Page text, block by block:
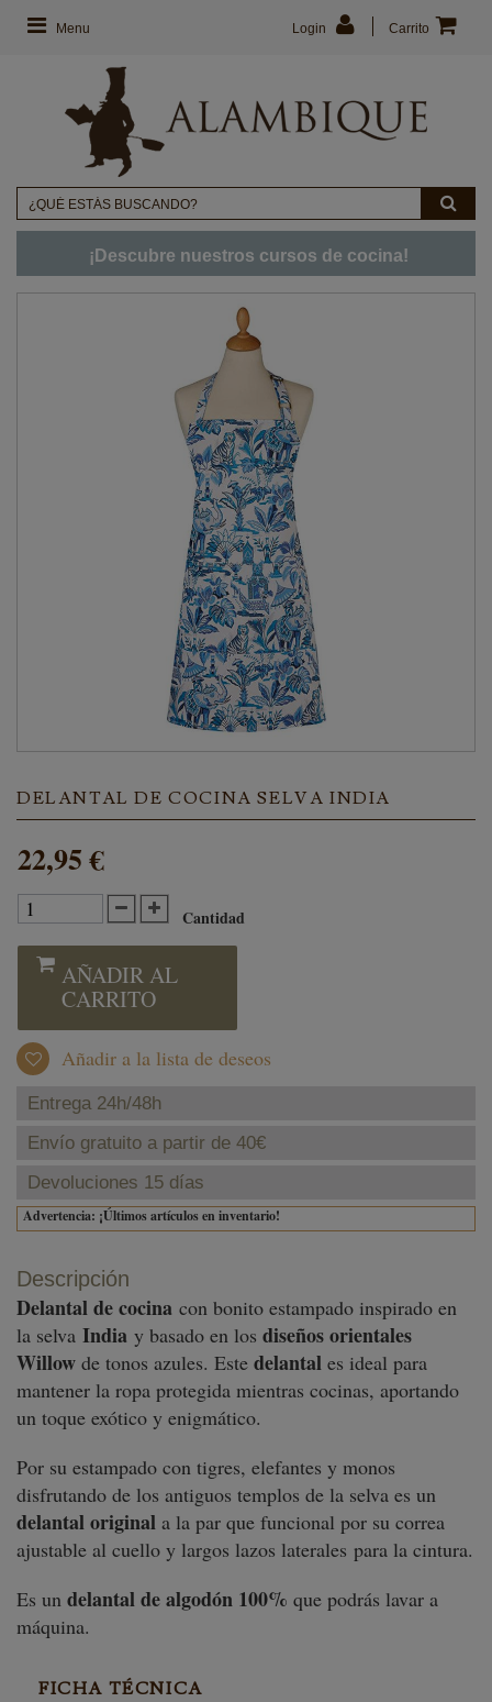
Menu Carrito
Login
¡Descubre nuestros cursos de cocina!
DELANTAL DE COCINA SELVA INDIA
22,95 €
Cantidad
AÑADIR AL
CARRITO
Añadir a la lista de deseos
Entrega 24h/48h
Envío gratuito a partir de 40€
Devoluciones 15 días
Advertencia: ¡Últimos artículos en inventario!
Descripción
Delantal de cocina con bonito estampado inspirado en
la selva India y basado en los diseños orientales
Willow de tonos azules. Este delantal es ideal para
mantener la ropa protegida mientras cocinas, aportando
un toque exótico y enigmático.
Por su estampado con tigres, elefantes y monos
disfrutando de los antiguos templos de la selva es un
delantal original a la par que funcional por su correa
ajustable al cuello y largos lazos laterales para la cintura.
Es un delantal de algodón 100% que podrás lavar a
máquina.
FICHA TÉCNICA